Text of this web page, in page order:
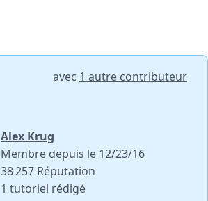
avec 1 autre contributeur
Alex Krug
Membre depuis le 12/23/16
38 257 Réputation
1 tutoriel rédigé